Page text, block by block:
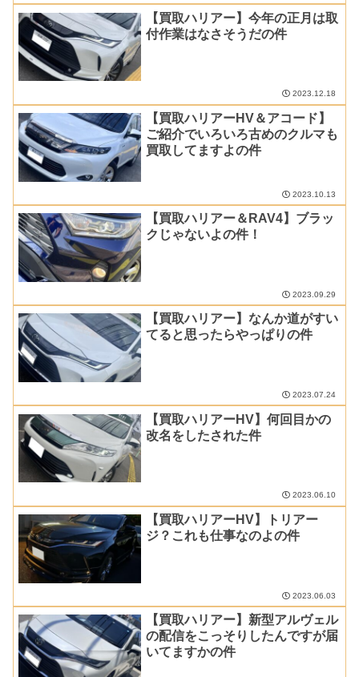
【買取ハリアー】今年の正月は取
付作業はなさそうだの件
2023.12.18
【買取ハリアーHV＆アコード】
ご紹介でいろいろ古めのクルマも
買取してますよの件
2023.10.13
【買取ハリアー＆RAV4】ブラッ
クじゃないよの件！
2023.09.29
【買取ハリアー】なんか道がすい
てると思ったらやっぱりの件
2023.07.24
【買取ハリアーHV】何回目かの
改名をしたされた件
2023.06.10
【買取ハリアーHV】トリアー
ジ？これも仕事なのよの件
2023.06.03
【買取ハリアー】新型アルヴェル
の配信をこっそりしたんですが届
いてますかの件